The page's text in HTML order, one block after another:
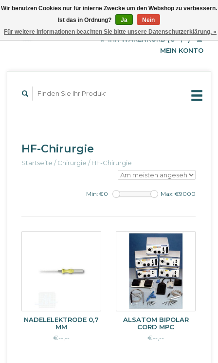
EUR
GBP
USD
English
Français
IHR WARENKORB (€--,--)
MEIN KONTO
HF-Chirurgie
Startseite /Chirurgie /HF-Chirurgie
Min: €0 Max: €9000
NADELELEKTRODE 0,7
MM
€--,--
ALSATOM BIPOLAR
CORD MPC
€--,--
Wir benutzen Cookies nur für interne Zwecke um den Webshop zu verbessern.
Ist das in Ordnung?
Ja
Nein
Für weitere Informationen beachten Sie bitte unsere Datenschutzerklärung. »